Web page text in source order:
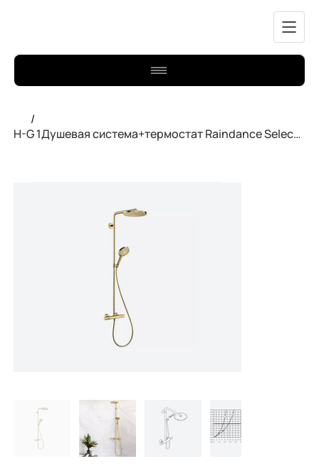
/
H-G 1Душевая система+термостат Raindance Select S 240 полиров.золот 27633990